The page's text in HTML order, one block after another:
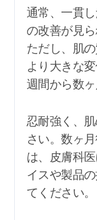
通常、一貫
の改善が見
ただし、肌
より大きな
週間から数
忍耐強く、
さい。数ヶ
は、皮膚科
イスや製品
てください。